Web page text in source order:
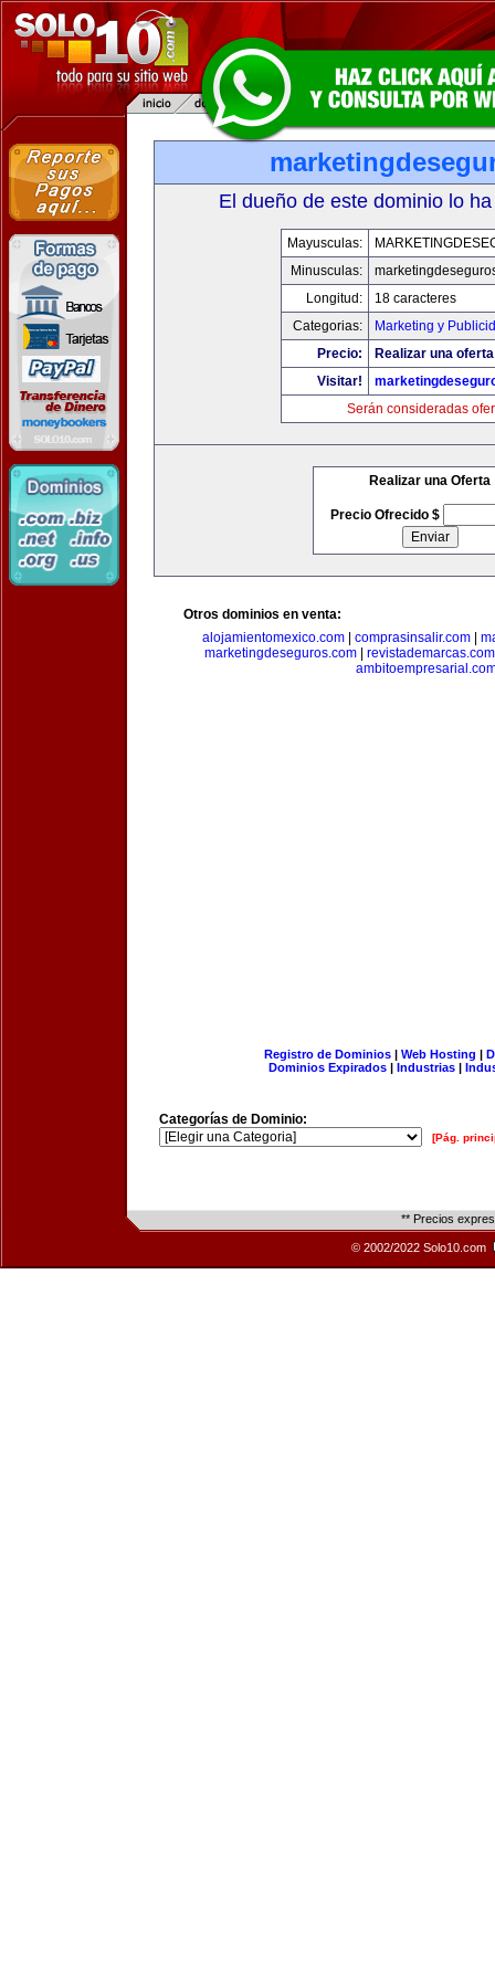
El dueño de este dominio lo
Mayusculas:
Minusculas:
Longitud:
18 caracteres
Categorias:
Marketing y
Precio:
Realizar una
Visitar!
Serán consideradas
Realizar una Oferta
Precio Ofrecido $
Otros dominios en venta:
alojamientomexico.com| comprasinsalir.com|
marketingdeseguros.com
revistademarcas.com
Registro de Dominios| Web Hosting |
Dominios Expirados | Industrias |
Categorías de Dominio:
[Pág.
** Precios
© 2002/2022 Solo10.com